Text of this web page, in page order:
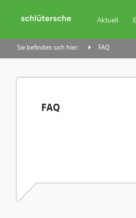
Aktuell
Sie befinden sich hier: FAQ
FAQ